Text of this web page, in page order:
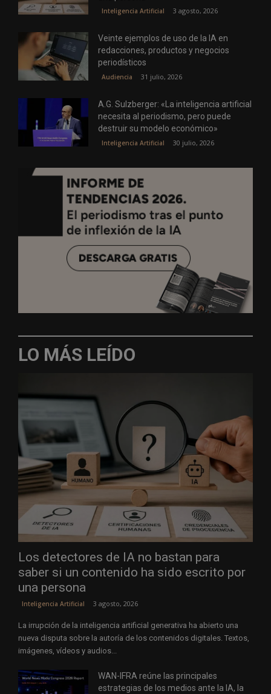
Inteligencia Artificial 3 agosto, 2026
Veinte ejemplos de uso de la IA en
redacciones, productos y negocios
periodísticos
Audiencia 31 julio, 2026
A.G. Sulzberger: «La inteligencia artificial
necesita al periodismo, pero puede
destruir su modelo económico»
Inteligencia Artificial 30 julio, 2026
LO MÁS LEÍDO
Los detectores de IA no bastan para
saber si un contenido ha sido escrito por
una persona
Inteligencia Artificial 3 agosto, 2026
La irrupción de la inteligencia artificial generativa ha abierto una
nueva disputa sobre la autoría de los contenidos digitales. Textos,
imágenes, vídeos y audios...
WAN-IFRA reúne las principales
estrategias de los medios ante la IA, la